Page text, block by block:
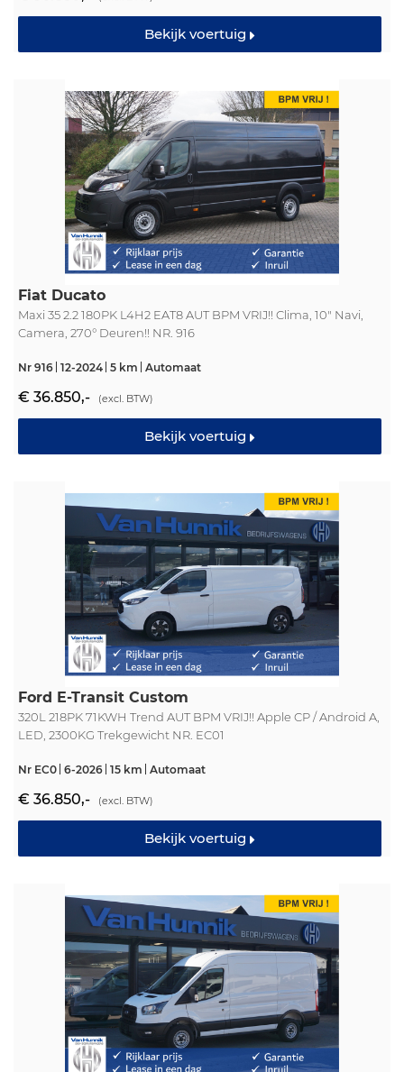
Bekijk voertuig
Fiat Ducato
Maxi 35 2.2 180PK L4H2 EAT8 AUT BPM VRIJ!! Clima, 10" Navi,
Camera, 270° Deuren!! NR. 916
Nr 916 12-2024 5 km Automaat
€ 36.850,- (excl. BTW)
Bekijk voertuig
Ford E-Transit Custom
320L 218PK 71KWH Trend AUT BPM VRIJ!! Apple CP / Android A,
LED, 2300KG Trekgewicht NR. EC01
Nr EC0 6-2026 15 km Automaat
€ 36.850,- (excl. BTW)
Bekijk voertuig